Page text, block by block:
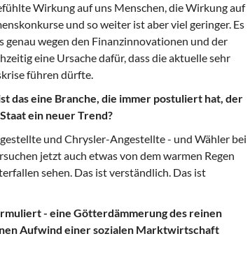
Wirkung auf uns Menschen, die Wirkung auf
und so weiter ist aber viel geringer. Es
wegen den Finanzinnovationen und der
eine Ursache dafür, dass die aktuelle sehr
führen dürfte.
das eine Branche, die immer postuliert hat, der
ein neuer Trend?
und Chrysler-Angestellte - und Wähler bei
jetzt auch etwas von dem warmen Regen
sehen. Das ist verständlich. Das ist
- eine Götterdämmerung des reinen
Aufwind einer sozialen Marktwirtschaft